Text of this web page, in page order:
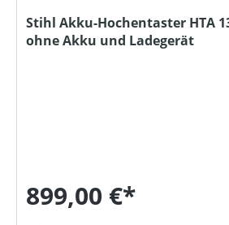
Stihl Akku-Hochentaster HTA
ohne Akku und Ladegerät
899,00 €*